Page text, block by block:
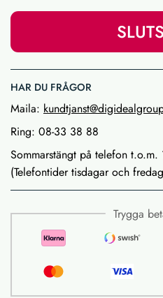
HAR DU FRÅGOR
Maila:
Ring: 08-33 38 88
Sommarstängt på telefon t.o.m.
(Telefontider tisdagar och
Trygga